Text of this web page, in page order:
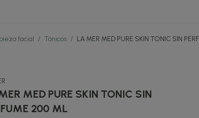
facial / Tónicos / LA MER MED PURE SKIN TONIC SIN
MED PURE SKIN TONIC SIN
200 ML